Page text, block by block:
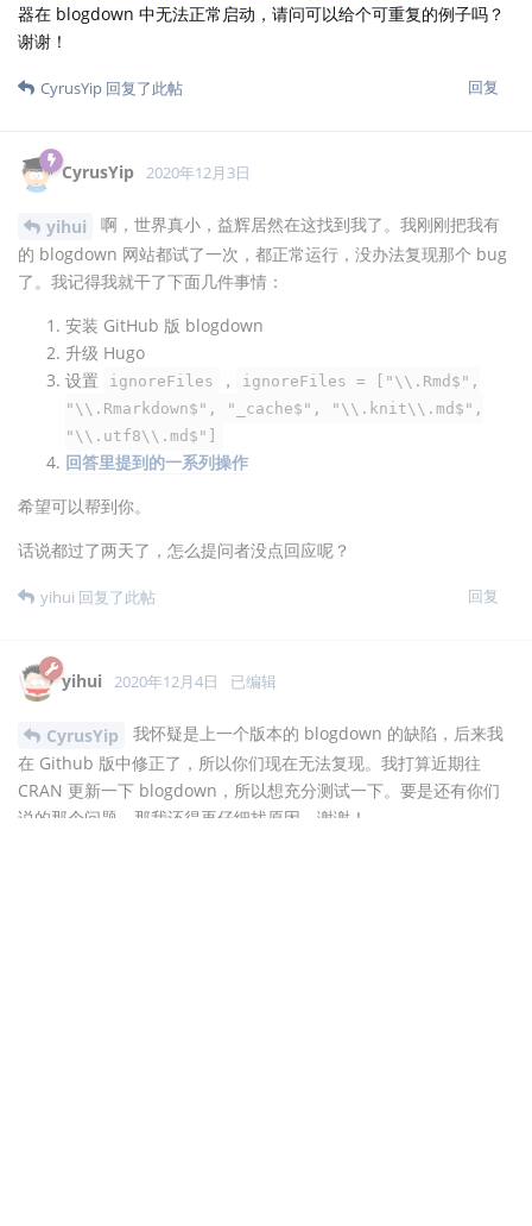
器在 blogdown 中无法正常启动，请问可以给个可重复的例子吗？
谢谢！
回复
CyrusYip 回复了此帖
CyrusYip 2020年12月3日
yihui
啊，世界真小，益辉居然在这找到我了。我刚刚把我有
的 blogdown 网站都试了一次，都正常运行，没办法复现那个 bug
了。我记得我就干了下面几件事情：
安装 GitHub 版 blogdown
升级 Hugo
设置
ignoreFiles ，
ignoreFiles = ["\\.Rmd$",
"\\.Rmarkdown$", "_cache$", "\\.knit\\.md$",
"\\.utf8\\.md$"]
回答里提到的一系列操作
希望可以帮到你。
话说都过了两天了，怎么提问者没点回应呢？
回复
yihui 回复了此帖
yihui 2020年12月4日 已编辑
CyrusYip
我怀疑是上一个版本的 blogdown 的缺陷，后来我
在 Github 版中修正了，所以你们现在无法复现。我打算近期往
CRAN 更新一下 blogdown，所以想充分测试一下。要是还有你们
说的那个问题，那我还得再仔细找原因。谢谢！